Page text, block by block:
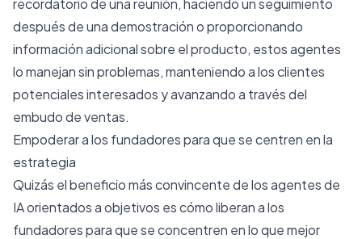
después de una demostración o proporcionando
información adicional sobre el producto, estos agentes
lo manejan sin problemas, manteniendo a los clientes
potenciales interesados ​​y avanzando a través del
embudo de ventas.
Empoderar a los fundadores para que se centren en la
estrategia
Quizás el beneficio más convincente de los agentes de
IA orientados a objetivos es cómo liberan a los
fundadores para que se concentren en lo que mejor